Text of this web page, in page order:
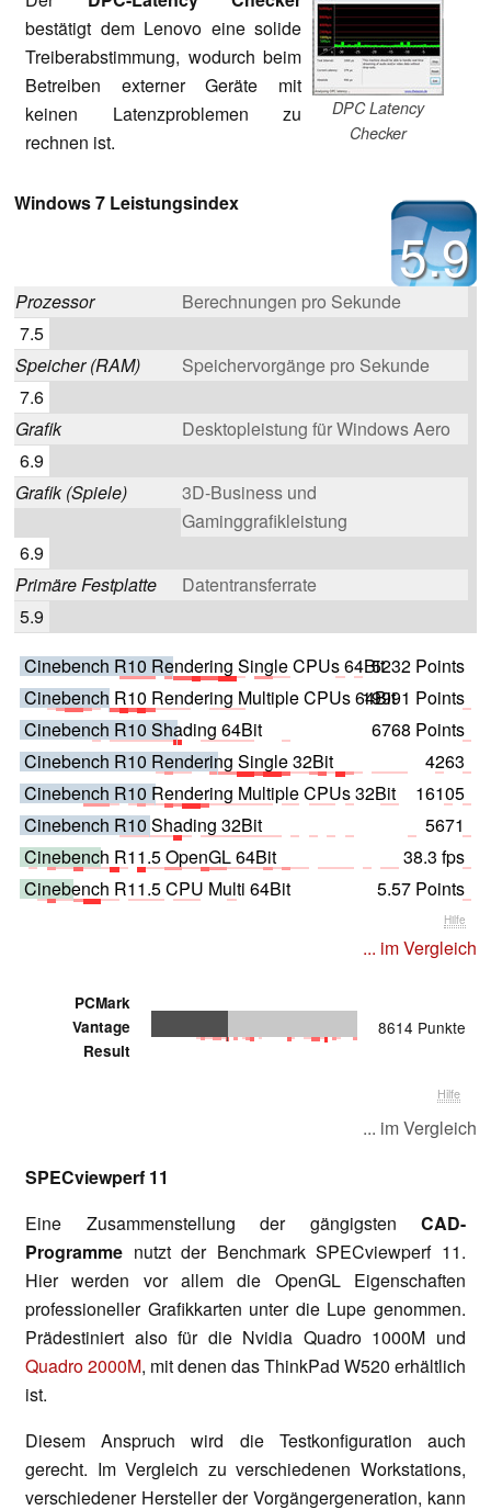
DPC Latency
Checker
bestätigt dem Lenovo eine solide
Treiberabstimmung, wodurch beim
Betreiben externer Geräte mit
keinen Latenzproblemen zu
rechnen ist.
5.9
Windows 7 Leistungsindex
Prozessor
Berechnungen pro Sekunde
7.5
Speicher (RAM)
Speichervorgänge pro Sekunde
7.6
Grafik
Desktopleistung für Windows Aero
6.9
Grafik (Spiele)
3D-Business und
Gaminggrafikleistung
6.9
Primäre Festplatte
Datentransferrate
5.9
Cinebench R10 Rendering Single CPUs 64Bit5232 Points
Cinebench R10 Rendering Multiple CPUs 64Bit19991 Points
Cinebench R10 Shading 64Bit
6768 Points
Cinebench R10 Rendering Single 32Bit
4263
Cinebench R10 Rendering Multiple CPUs 32Bit
16105
Cinebench R10 Shading 32Bit
5671
Cinebench R11.5 OpenGL 64Bit
38.3 fps
Cinebench R11.5 CPU Multi 64Bit
5.57 Points
Hilfe
... im Vergleich
PCMark
Vantage
Result
8614 Punkte
Hilfe
... im Vergleich
SPECviewperf 11
Eine Zusammenstellung der gängigsten CAD-
Programme nutzt der Benchmark SPECviewperf 11.
Hier werden vor allem die OpenGL Eigenschaften
professioneller Grafikkarten unter die Lupe genommen.
Prädestiniert also für die Nvidia Quadro 1000M und
Quadro 2000M, mit denen das ThinkPad W520 erhältlich
ist.
Diesem Anspruch wird die Testkonfiguration auch
gerecht. Im Vergleich zu verschiedenen Workstations,
verschiedener Hersteller der Vorgängergeneration, kann